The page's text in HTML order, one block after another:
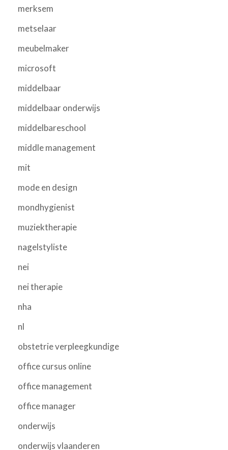
merksem
metselaar
meubelmaker
microsoft
middelbaar
middelbaar onderwijs
middelbareschool
middle management
mit
mode en design
mondhygienist
muziektherapie
nagelstyliste
nei
nei therapie
nha
nl
obstetrie verpleegkundige
office cursus online
office management
office manager
onderwijs
onderwijs vlaanderen